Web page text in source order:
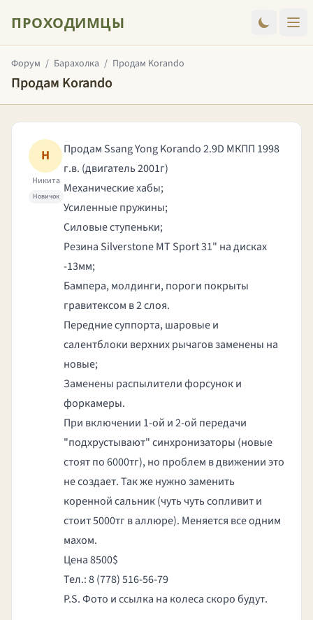
ПРОХОДИМЦЫ
Форум / Барахолка / Продам Korando
Продам Korando
Н
Никита
Новичок
Продам Ssang Yong Korando 2.9D МКПП 1998
г.в. (двигатель 2001г)
Механические хабы;
Усиленные пружины;
Cиловые ступеньки;
Резина Silverstone MT Sport 31" на дисках
-13мм;
Бампера, молдинги, пороги покрыты
гравитексом в 2 слоя.
Передние суппорта, шаровые и
салентблоки верхних рычагов заменены на
новые;
Заменены распылители форсунок и
форкамеры.
При включении 1-ой и 2-ой передачи
"подхрустывают" синхронизаторы (новые
стоят по 6000тг), но проблем в движении это
не создает. Так же нужно заменить
коренной сальник (чуть чуть сопливит и
стоит 5000тг в аллюре). Меняется все одним
махом.
Цена 8500$
Тел.: 8 (778) 516-56-79
P.S. Фото и ссылка на колеса скоро будут.